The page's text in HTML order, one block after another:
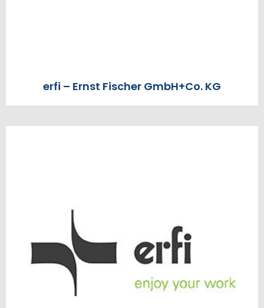
erfi – Ernst Fischer GmbH+Co. KG